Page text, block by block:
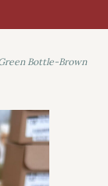
Bottle-Brown